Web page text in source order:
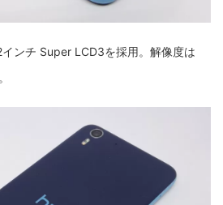
ンチ Super LCD3を採用。解像度は